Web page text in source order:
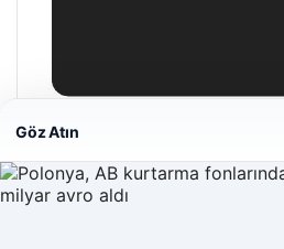
Hastaş Beton
26/05/2026
Göz Atın